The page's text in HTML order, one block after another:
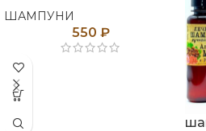
ШАМПУНИ
550 ₽